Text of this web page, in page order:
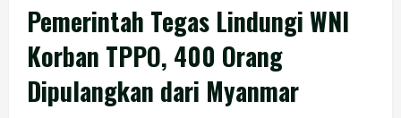
Pemerintah Tegas Lindungi WNI
Korban TPPO, 400 Orang
Dipulangkan dari Myanmar